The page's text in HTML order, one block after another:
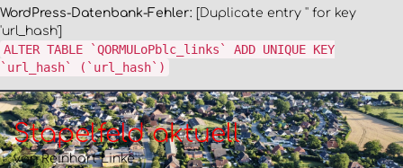
WordPress-Datenbank-Fehler: [Duplicate entry '' for key
'url_hash']
ALTER TABLE `QORMULoPblc_links` ADD UNIQUE KEY
`url_hash` (`url_hash`)
Zum
Inhalt
springen
Stapelfeld aktuell
von Reinhart Linke